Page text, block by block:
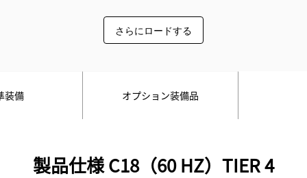
さらにロードする
装備 オプション装備品
製品仕様 C18（60 HZ）TIER 4